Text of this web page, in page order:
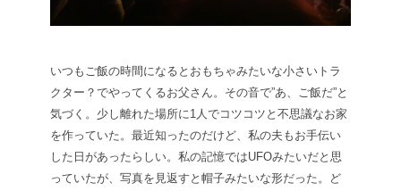
いつもご飯の時間になるとおもちゃみたいな小さいトラ
クター？でやってくるお父さん。その音で”あ、ご飯だ”と
気づく。少し離れた場所に1人でコツコツと不思議なお家
を作っていた。最近知ったのだけど、私の夫もお手伝い
した日があったらしい。私の記憶ではUFOみたいだと思
っていたが、写真を見返すと帽子みたいな形だった。ど